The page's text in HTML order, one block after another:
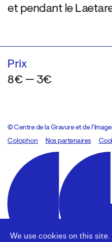
We use cookies on this
et pendant le
Prix
8€ — 3€
© Centre de la Gravure et de
Colophon
Design:Marcel Kaczmarek, code:
Nos partenaires